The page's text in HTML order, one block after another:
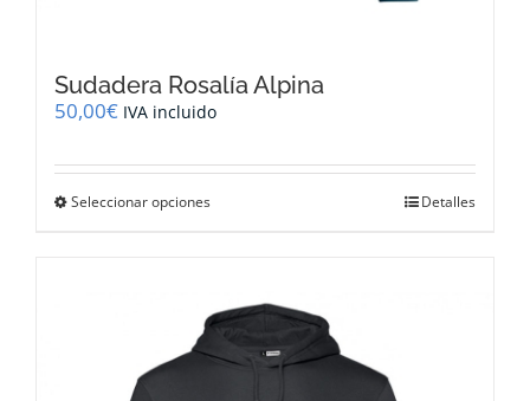
Sudadera Rosalía Alpina
50,00€ IVA incluido
Seleccionar opciones
variantes.
Las
opciones
se
Detalles